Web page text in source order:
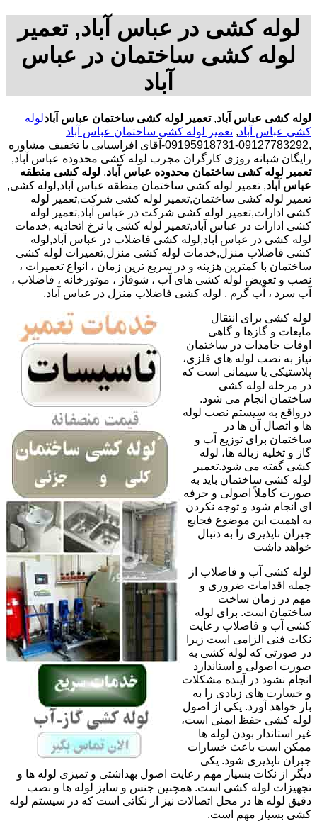
لوله کشی در عباس آباد, تعمیر
لوله کشی ساختمان در عباس
آباد
لوله کشی عباس آباد,تعمیر لوله کشی ساختمان عباس آبادلوله
کشی عباس آباد, تعمیر لوله کشی ساختمان عباس آباد
,09127783292-09195918731-آقای افراسیابی با تخفیف مشاوره
رایگان شبانه روزی کارگران مجرب لوله کشی محدوده عباس آباد,
تعمیر لوله کشی ساختمان محدوده عباس آباد, لوله کشی منطقه
عباس آباد, تعمیر لوله کشی ساختمان منطقه عباس آباد,لوله کشی,
تعمیر لوله کشی ساختمان,تعمیر لوله کشی شرکت,تعمیر لوله
کشی ادارات,تعمیر لوله کشی شرکت در عباس آباد,تعمیر لوله
کشی ادارات در عباس آباد,تعمیر لوله کشی با نرخ اتحادیه ,خدمات
لوله کشی در عباس آباد,لوله کشی فاضلاب در عباس آباد,لوله
کشی فاضلاب منزل,خدمات لوله کشی منزل,تعمیرات لوله کشی
ساختمان با کمترین هزینه و در سریع ترین زمان ، انواع تعمیرات ،
نصب و تعویض لوله کشی های آب ، شوفاژ ، موتورخانه ، فاضلاب ،
آب سرد ، آب گرم , لوله کشی فاضلاب منزل در عباس آباد,
لوله کشی برای انتقال
مایعات و گازها و گاهی
اوقات جامدات در ساختمان
نیاز به نصب لوله های فلزی،
پلاستیکی یا سیمانی است که
در مرحله لوله کشی
ساختمان انجام می شود.
درواقع به سیستم نصب لوله
ها و اتصال آن ها در
ساختمان برای توزیع آب و
گاز و تخلیه زباله ها، لوله
کشی گفته می شود.تعمیر
لوله کشی ساختمان باید به
صورت کاملاً اصولی و حرفه
ای انجام شود و توجه نکردن
به اهمیت این موضوع فجایع
جبران ناپذیری را به دنبال
خواهد داشت
لوله کشی آب و فاضلاب از
جمله اقدامات ضروری و
مهم در زمان ساخت
ساختمان است. برای لوله
کشی آب و فاضلاب رعایت
نکات فنی الزامی است زیرا
در صورتی که لوله کشی به
صورت اصولی و استاندارد
انجام نشود در آینده مشکلات
و خسارت های زیادی را به
بار خواهد آورد. یکی از اصول
لوله کشی حفظ ایمنی است،
غیر استاندار بودن لوله ها
ممکن است باعث خسارات
جبران ناپذیری شود. یکی
دیگر از نکات بسیار مهم رعایت اصول بهداشتی و تمیزی لوله ها و
تجهیزات لوله کشی است. همچنین جنس و سایز لوله ها و نصب
دقیق لوله ها در محل اتصالات نیز از نکاتی است که در سیستم لوله
کشی بسیار مهم است.